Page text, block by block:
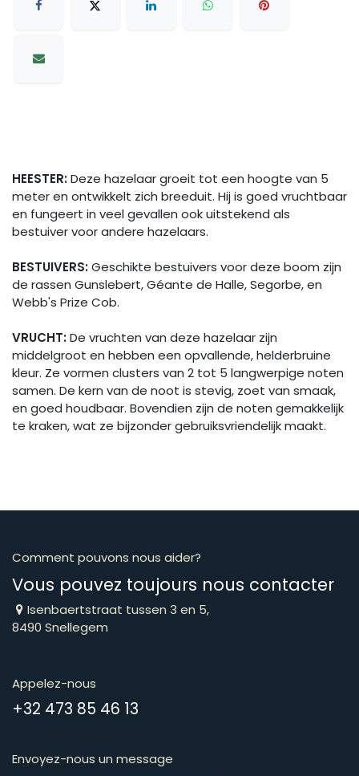
HEESTER:Deze hazelaar groeit tot een hoogte van 5
meter en ontwikkelt zich breeduit. Hij is goed vruchtbaar
en fungeert in veel gevallen ook uitstekend als
bestuiver voor andere hazelaars.
BESTUIVERS:Geschikte bestuivers voor deze boom zijn
de rassen Gunslebert, Géante de Halle, Segorbe, en
Webb's Prize Cob.
VRUCHT:De vruchten van deze hazelaar zijn
middelgroot en hebben een opvallende, helderbruine
kleur. Ze vormen clusters van 2 tot 5 langwerpige noten
samen. De kern van de noot is stevig, zoet van smaak,
en goed houdbaar. Bovendien zijn de noten gemakkelijk
te kraken, wat ze bijzonder gebruiksvriendelijk maakt.
Comment pouvons nous aider?
Vous pouvez toujours nous contacter
Isenbaertstraat tussen 3 en 5,
8490 Snellegem
Appelez-nous
​​​​​​​​​​​​​​​​​​​​​​​+​3​2​ ​4​7​3​ ​8​5​ ​4​6​ ​1​3
Envoyez-nous un message